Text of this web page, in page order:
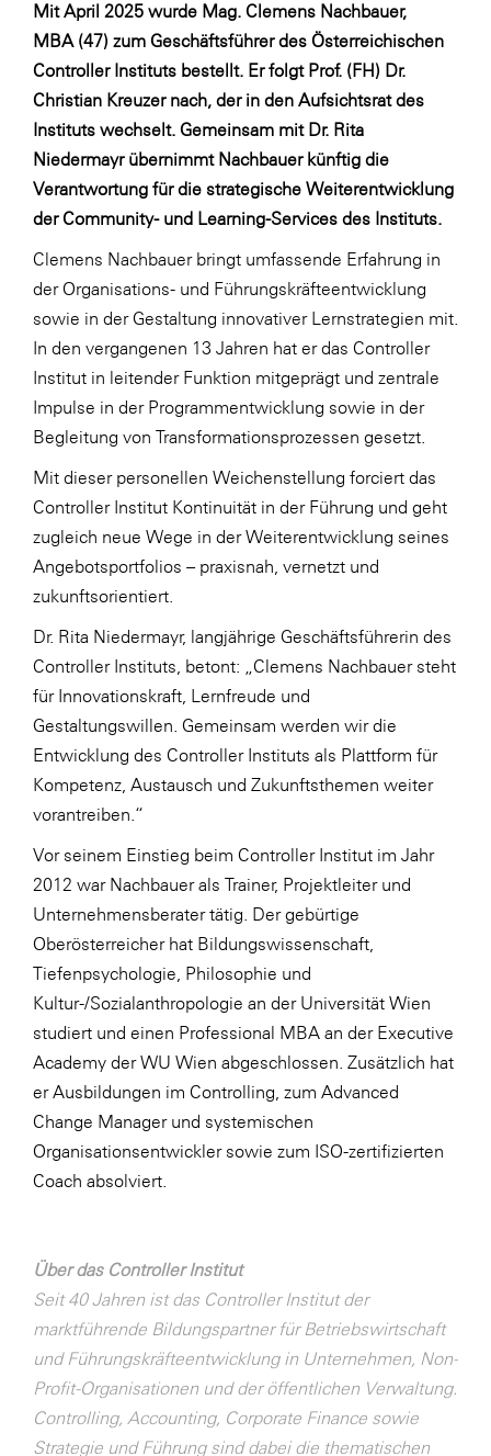
Johnson & Johnson
JELD-WEN DANA
kosaplaner
LAT Nitrogen
Libro
Lidl Österreich
Die Menü-Manufaktur
MTH Retail Group
OptimaMed
PAGRO
Primark
Salesforce
sebamed
SERVICE&MORE
SKINUANCE®
Somfy
Sony DADC
SPIEGLTEC
STIHL Tirol
Trend Micro
VALETTA
Verband Druck Medien Österreich
WKS Fachgruppe Fahrzeughandel und
Fahrzeugtechnik
WKS Fachgruppe Finanzdienstleister
WK UBIT
Media
Mit April 2025 wurde Mag. Clemens Nachbauer,
MBA (47) zum Geschäftsführer des Österreichischen
Controller Instituts bestellt. Er folgt Prof. (FH) Dr.
Christian Kreuzer nach, der in den Aufsichtsrat des
Instituts wechselt. Gemeinsam mit Dr. Rita
Niedermayr übernimmt Nachbauer künftig die
Verantwortung für die strategische Weiterentwicklung
der Community- und Learning-Services des Instituts.
Clemens Nachbauer bringt umfassende Erfahrung in
der Organisations- und Führungskräfteentwicklung
sowie in der Gestaltung innovativer Lernstrategien mit.
In den vergangenen 13 Jahren hat er das Controller
Institut in leitender Funktion mitgeprägt und zentrale
Impulse in der Programmentwicklung sowie in der
Begleitung von Transformationsprozessen gesetzt.
Mit dieser personellen Weichenstellung forciert das
Controller Institut Kontinuität in der Führung und geht
zugleich neue Wege in der Weiterentwicklung seines
Angebotsportfolios – praxisnah, vernetzt und
zukunftsorientiert.
Dr. Rita Niedermayr, langjährige Geschäftsführerin des
Controller Instituts, betont: „Clemens Nachbauer steht
für Innovationskraft, Lernfreude und
Gestaltungswillen. Gemeinsam werden wir die
Entwicklung des Controller Instituts als Plattform für
Kompetenz, Austausch und Zukunftsthemen weiter
vorantreiben.“
Vor seinem Einstieg beim Controller Institut im Jahr
2012 war Nachbauer als Trainer, Projektleiter und
Unternehmensberater tätig. Der gebürtige
Oberösterreicher hat Bildungswissenschaft,
Tiefenpsychologie, Philosophie und
Kultur-/Sozialanthropologie an der Universität Wien
studiert und einen Professional MBA an der Executive
Academy der WU Wien abgeschlossen. Zusätzlich hat
er Ausbildungen im Controlling, zum Advanced
Change Manager und systemischen
Organisationsentwickler sowie zum ISO-zertifizierten
Coach absolviert.
Über das Controller Institut
Seit 40 Jahren ist das Controller Institut der
marktführende Bildungspartner für Betriebswirtschaft
und Führungskräfteentwicklung in Unternehmen, Non-
Profit-Organisationen und der öffentlichen Verwaltung.
Controlling, Accounting, Corporate Finance sowie
Strategie und Führung sind dabei die thematischen